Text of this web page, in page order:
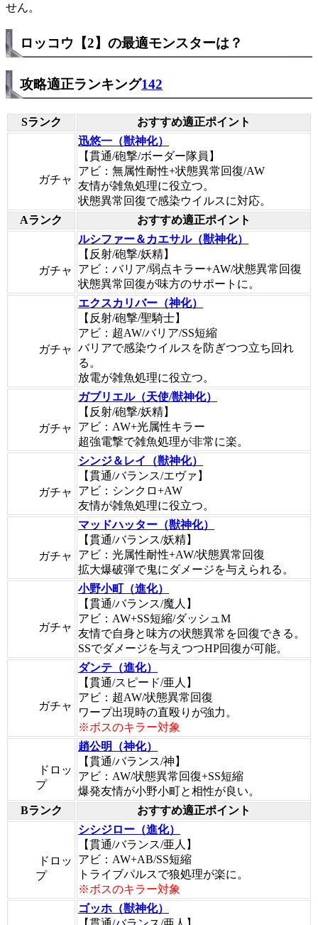
せん。
ロッコウ【2】の最適モンスターは？
攻略適正ランキング142
Sランク おすすめ適正ポイント
ガチャ
迅悠一（獣神化）
【貫通/砲撃/ボーダー隊員】
アビ：無属性耐性+状態異常回復/AW
友情が雑魚処理に役立つ。
状態異常回復で感染ウイルスに対応。
Aランク
おすすめ適正ポイント
ガチャ
ルシファー＆カエサル（獣神化）
【反射/砲撃/妖精】
アビ：バリア/弱点キラー+AW/状態異常回復
状態異常回復が味方のサポートに。
ガチャ
エクスカリバー（神化）
【反射/砲撃/聖騎士】
アビ：超AW/バリア/SS短縮
バリアで感染ウイルスを防ぎつつ立ち回れ
る。
放電が雑魚処理に役立つ。
ガチャ
ガブリエル（天使/獣神化）
【反射/砲撃/妖精】
アビ：AW+光属性キラー
超強電撃で雑魚処理が非常に楽。
ガチャ
シンジ＆レイ（獣神化）
【貫通/バランス/エヴァ】
アビ：シンクロ+AW
友情が雑魚処理に役立つ。
ガチャ
マッドハッター（獣神化）
【貫通/バランス/妖精】
アビ：光属性耐性+AW/状態異常回復
拡大爆破弾で鬼にダメージを与えられる。
ガチャ
小野小町（進化）
【貫通/バランス/魔人】
アビ：AW+SS短縮/ダッシュM
友情で自身と味方の状態異常を回復できる。
SSでダメージを与えつつHP回復が可能。
ガチャ
ダンテ（進化）
【貫通/スピード/亜人】
アビ：超AW/状態異常回復
ワープ出現時の直殴りが強力。
※ボスのキラー対象
ドロッ
プ
趙公明（神化）
【貫通/バランス/神】
アビ：AW/状態異常回復+SS短縮
爆発友情が小野小町と相性が良い。
Bランク
おすすめ適正ポイント
ドロッ
プ
シシジロー（進化）
【貫通/バランス/亜人】
アビ：AW+AB/SS短縮
トライブパルスで狼処理が楽に。
※ボスのキラー対象
ゴッホ（獣神化）